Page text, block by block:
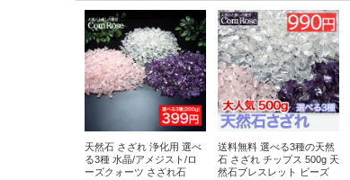
天然石 さざれ 浄化用 選べ
る3種 水晶/アメジスト/ロ
ーズクォーツ さざれ石
送料無料 選べる3種の天然
石 さざれ チップス 500g 天
然石ブレスレット ビーズ